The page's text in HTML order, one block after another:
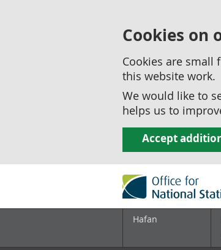
Cookies on
Cookies are small
this website work.
We would like to
helps us to
Accept
Hafan